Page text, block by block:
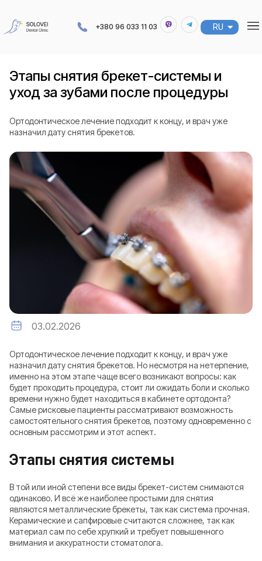
+380 96 033 11 03 RU
UA
Этапы снятия брекет-системы и
уход за зубами после процедуры
Ортодонтическое лечение подходит к концу, и врач уже
назначил дату снятия брекетов.
03.02.2026
Ортодонтическое лечение подходит к концу, и врач уже
назначил дату снятия брекетов. Но несмотря на нетерпение,
именно на этом этапе чаще всего возникают вопросы: как
будет проходить процедура, стоит ли ожидать боли и сколько
времени нужно будет находиться в кабинете ортодонта?
Самые рисковые пациенты рассматривают возможность
самостоятельного снятия брекетов, поэтому одновременно с
основным рассмотрим и этот аспект.
Этапы снятия системы
В той или иной степени все виды брекет-систем снимаются
одинаково. И всё же наиболее простыми для снятия
являются металлические брекеты, так как система прочная.
Керамические и сапфировые считаются сложнее, так как
материал сам по себе хрупкий и требует повышенного
внимания и аккуратности стоматолога.